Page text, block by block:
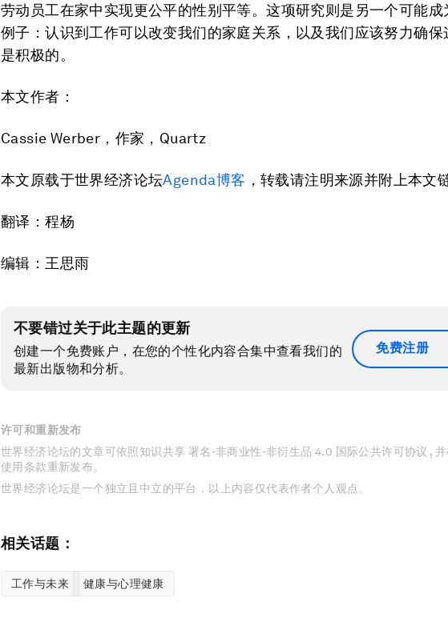
劳动员工在家中实现更公平的性别平等。这项研究则是另一个可能成
例子：认识到工作可以改变我们的家庭关系，以及我们应该努力确保
是积极的。
本文作者：
Cassie Werber，作家，Quartz
本文原载于世界经济论坛Agenda博客 ，转载请注明来源并附上本文
翻译：程杨
编辑：王思雨
不要错过关于此主题的更新
创建一个免费账户，在您的个性化内容合集中查看我们的
最新出版物和分析。
免费注册
许可和重新发布
世界经济论坛的文章可依照知识共享 署名-非商业性-非衍生品 4.0 国际公共许可协议 ,
使用条款重新发布。
世界经济论坛是一个独立且中立的平台，以上内容仅代表作者个人观点。
相关话题：
工作与未来 健康与心理健康